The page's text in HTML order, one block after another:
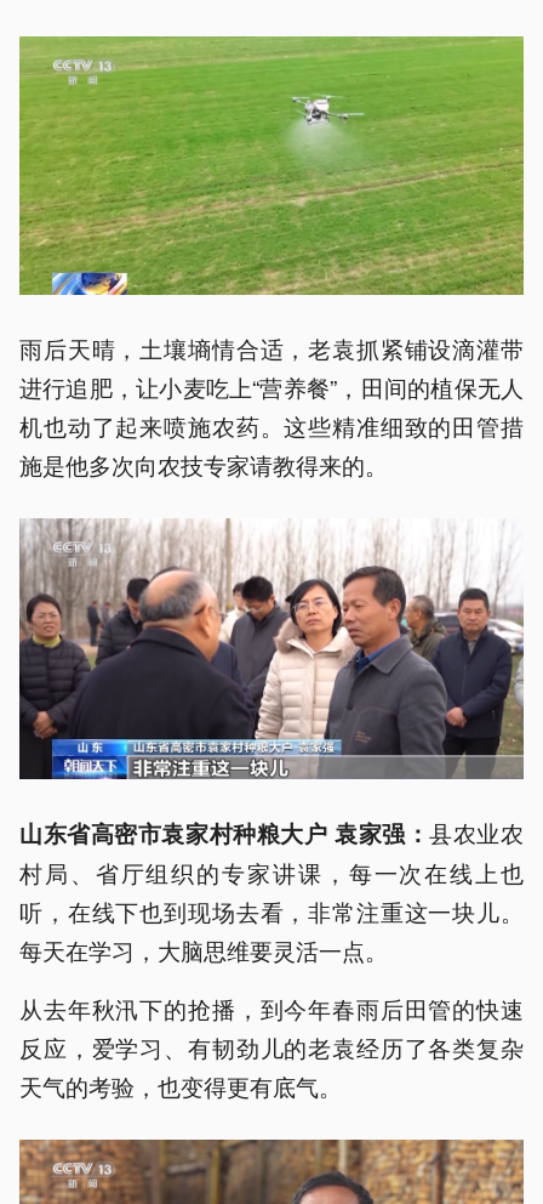
雨后天晴，土壤墒情合适，老袁抓紧铺设滴灌带
进行追肥，让小麦吃上“营养餐”，田间的植保无人
机也动了起来喷施农药。这些精准细致的田管措
施是他多次向农技专家请教得来的。
山东省高密市袁家村种粮大户 袁家强：县农业农
村局、省厅组织的专家讲课，每一次在线上也
听，在线下也到现场去看，非常注重这一块儿。
每天在学习，大脑思维要灵活一点。
从去年秋汛下的抢播，到今年春雨后田管的快速
反应，爱学习、有韧劲儿的老袁经历了各类复杂
天气的考验，也变得更有底气。